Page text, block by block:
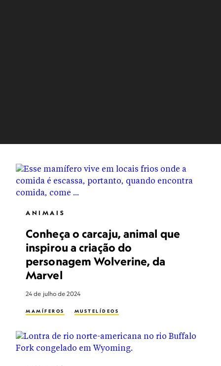
ANIMAIS
Conheça o carcaju, animal que
inspirou a criação do
personagem Wolverine, da
Marvel
24 de julho de 2024
MAMÍFEROS MUSTELÍDEOS